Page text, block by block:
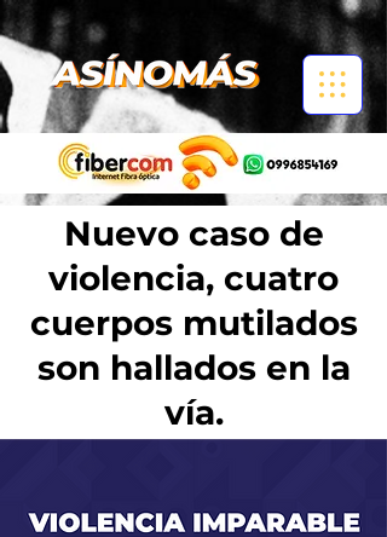
Nuevo caso de
violencia, cuatro
cuerpos mutilados
son hallados en la
vía.